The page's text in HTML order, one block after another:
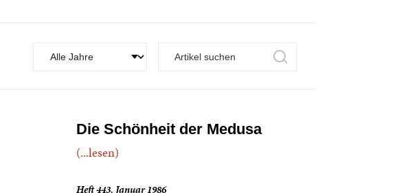
Die Schönheit der Medusa
(...lesen)
Heft 443, Januar 1986